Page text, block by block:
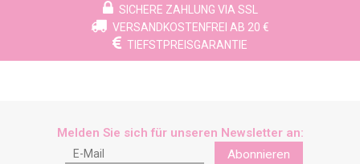
SICHERE ZAHLUNG VIA SSL
VERSANDKOSTENFREI AB 20 €
TIEFSTPREISGARANTIE
Melden Sie sich für unseren Newsletter an:
Abonnieren